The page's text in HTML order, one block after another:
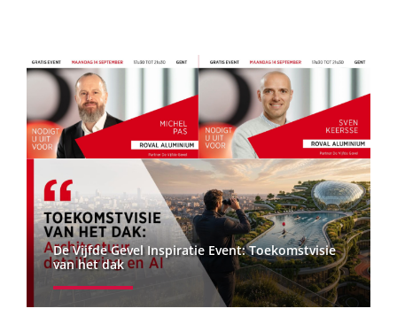
De Vijfde Gevel Inspiratie Event: Toekomstvisie
van het dak